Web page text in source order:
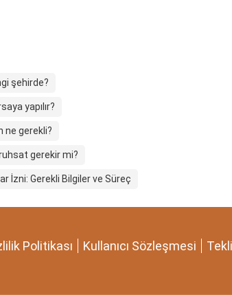
şehirde?
yapılır?
ne gerekli?
gerekir mi?
İzni: Gerekli Bilgiler ve Süreç
Politikası Kullanıcı Sözleşmesi